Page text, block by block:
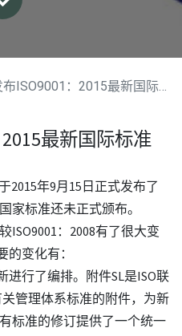
ISO9001：2015最新国际标准
最新国际标准
2015年9月15日正式发布了
家标准还未正式颁布。
ISO9001：2008有了很大变
的变化有：
进行了编排。附件SL是ISO联
管理体系标准的附件，为新
标准的修订提供了一个统一